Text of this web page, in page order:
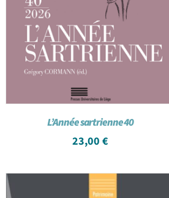
L’Année sartrienne 40
23,00€